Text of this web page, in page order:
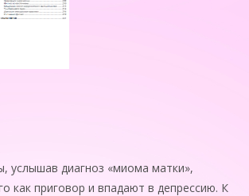
услышав диагноз «миома матки»,
как приговор и впадают в депрессию. К